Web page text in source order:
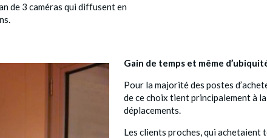
de 3 caméras qui diffusent en
Gain de temps et même
Pour la majorité des postes
de ce choix tient principalement à
déplacements.
Les clients proches, qui achetaient